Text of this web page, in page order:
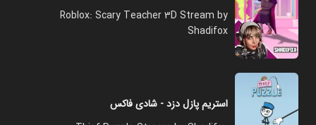
Roblox: Scary Teacher 3D Stream by
Shadifox
استریم پازل دزد - شادی فاکس